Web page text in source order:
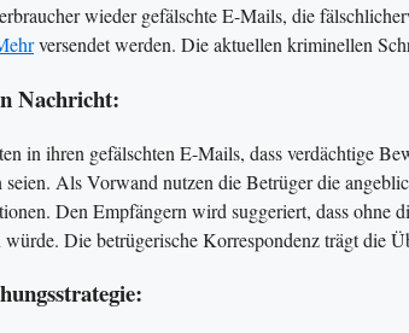
wieder gefälschte E-Mails, die
versendet werden. Die aktuellen kriminellen
Nachricht:
in ihren gefälschten E-Mails, dass verdächtige
seien. Als Vorwand nutzen die Betrüger die
Den Empfängern wird suggeriert, dass ohne
Die betrügerische Korrespondenz trägt die